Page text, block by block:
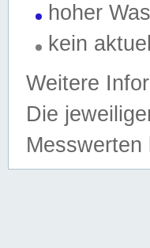
hoher
kein
Weitere
Die
Messwerten